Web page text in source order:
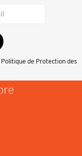
Politique de Protection des